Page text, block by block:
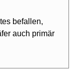
befallen,
auch primär